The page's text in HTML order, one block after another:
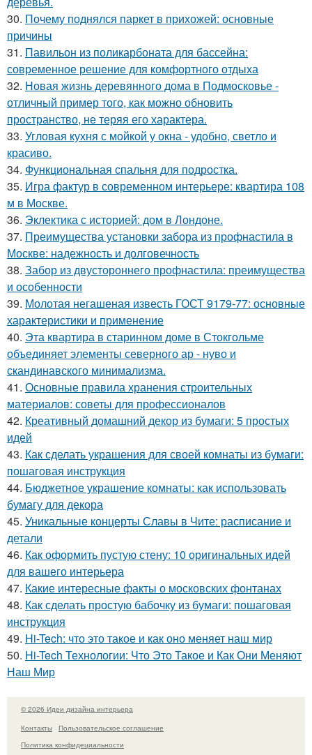
30. Почему поднялся паркет в прихожей: основные
причины
31. Павильон из поликарбоната для бассейна:
современное решение для комфортного отдыха
32. Новая жизнь деревянного дома в Подмосковье -
отличный пример того, как можно обновить
пространство, не теряя его характера.
33. Угловая кухня с мойкой у окна - удобно, светло и
красиво.
34. Функциональная спальня для подростка.
35. Игра фактур в современном интерьере: квартира 108
м в Москве.
36. Эклектика с историей: дом в Лондоне.
37. Преимущества установки забора из профнастила в
Москве: надежность и долговечность
38. Забор из двустороннего профнастила: преимущества
и особенности
39. Молотая негашеная известь ГОСТ 9179-77: основные
характеристики и применение
40. Эта квартира в старинном доме в Стокгольме
объединяет элементы северного ар - нуво и
скандинавского минимализма.
41. Основные правила хранения строительных
материалов: советы для профессионалов
42. Креативный домашний декор из бумаги: 5 простых
идей
43. Как сделать украшения для своей комнаты из бумаги:
пошаговая инструкция
44. Бюджетное украшение комнаты: как использовать
бумагу для декора
45. Уникальные концерты Славы в Чите: расписание и
детали
46. Как оформить пустую стену: 10 оригинальных идей
для вашего интерьера
47. Какие интересные факты о московских фонтанах
48. Как сделать простую бабочку из бумаги: пошаговая
инструкция
49. Hi-Tech: что это такое и как оно меняет наш мир
50. Hi-Tech Технологии: Что Это Такое и Как Они Меняют
Наш Мир
© 2026 Идеи дизайна интерьера
Контакты
Пользовательское соглашение
Политика конфидециальности